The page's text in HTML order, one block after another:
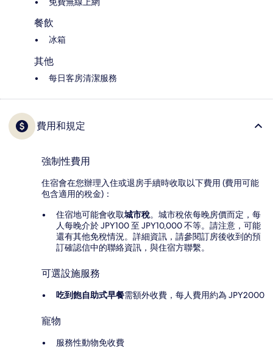
餐飲
冰箱
其他
每日客房清潔服務
費用和規定
強制性費用
住宿會在您辦理入住或退房手續時收取以下費用 (費用可能
包含適用的稅金)：
住宿地可能會收取城市稅。城市稅依每晚房價而定，每
人每晚介於 JPY100 至 JPY10,000 不等。請注意，可能
還有其他免稅情況。詳細資訊，請參閱訂房後收到的預
訂確認信中的聯絡資訊，與住宿方聯繫。
可選設施服務
吃到飽自助式早餐需額外收費，每人費用約為 JPY2000
寵物
服務性動物免收費